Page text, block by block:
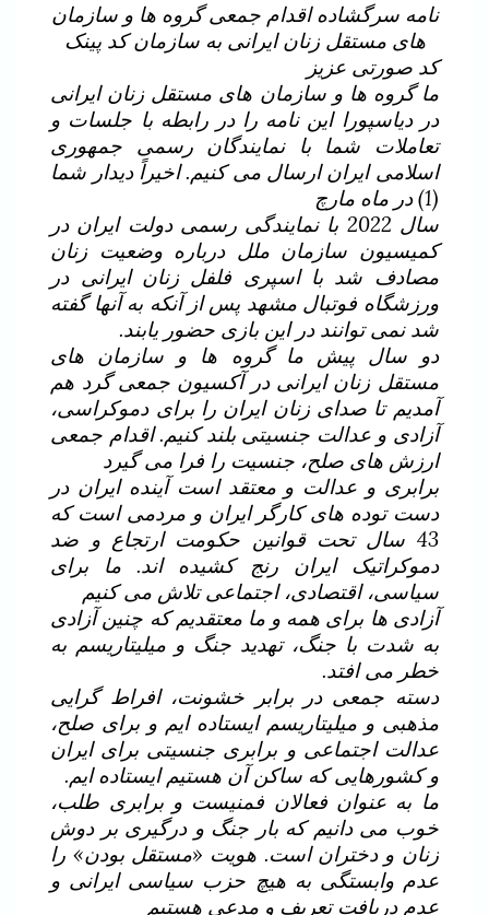
نامه سرگشاده اقدام جمعی گروه ها و سازمان
های مستقل زنان ایرانی به سازمان کد پینک
کد صورتی عزیز
ما گروه ها و سازمان های مستقل زنان ایرانی
در دیاسپورا این نامه را در رابطه با جلسات و
تعاملات شما با نمایندگان رسمی جمهوری
اسلامی ایران ارسال می کنیم. اخیراً دیدار شما
(1) در ماه مارچ
سال 2022 با نمایندگی رسمی دولت ایران در
کمیسیون سازمان ملل درباره وضعیت زنان
مصادف شد با اسپری فلفل زنان ایرانی در
ورزشگاه فوتبال مشهد پس از آنکه به آنها گفته
شد نمی توانند در این بازی حضور یابند.
دو سال پیش ما گروه ها و سازمان های
مستقل زنان ایرانی در آکسیون جمعی گرد هم
آمدیم تا صدای زنان ایران را برای دموکراسی،
آزادی و عدالت جنسیتی بلند کنیم. اقدام جمعی
ارزش های صلح، جنسیت را فرا می گیرد
برابری و عدالت و معتقد است آینده ایران در
دست توده های کارگر ایران و مردمی است که
43 سال تحت قوانین حکومت ارتجاع و ضد
دموکراتیک ایران رنج کشیده اند. ما برای
سیاسی، اقتصادی، اجتماعی تلاش می کنیم
آزادی ها برای همه و ما معتقدیم که چنین آزادی
به شدت با جنگ، تهدید جنگ و میلیتاریسم به
خطر می افتد.
دسته جمعی در برابر خشونت، افراط گرایی
مذهبی و میلیتاریسم ایستاده ایم و برای صلح،
عدالت اجتماعی و برابری جنسیتی برای ایران
و کشورهایی که ساکن آن هستیم ایستاده ایم.
ما به عنوان فعالان فمنیست و برابری طلب،
خوب می دانیم که بار جنگ و درگیری بر دوش
زنان و دختران است. هویت «مستقل بودن» را
عدم وابستگی به هیچ حزب سیاسی ایرانی و
عدم دریافت تعریف و مدعی هستیم